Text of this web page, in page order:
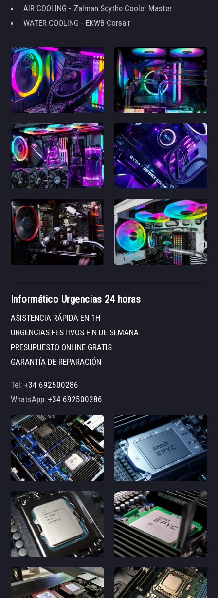
AIR COOLING - Zalman Scythe Cooler Master
WATER COOLING - EKWB Corsair
Informático Urgencias 24 horas
ASISTENCIA RÁPIDA EN 1H
URGENCIAS FESTIVOS FIN DE SEMANA
PRESUPUESTO ONLINE GRATIS
GARANTÍA DE REPARACIÓN
Tel:+34 692500286
WhatsApp:+34 692500286